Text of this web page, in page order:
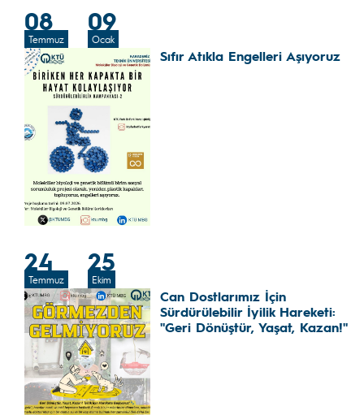
08
Temmuz
09
Ocak
Sıfır Atıkla Engelleri Aşıyoruz
24
Temmuz
25
Ekim
Can Dostlarımız İçin
Sürdürülebilir İyilik Hareketi:
"Geri Dönüştür, Yaşat, Kazan!"